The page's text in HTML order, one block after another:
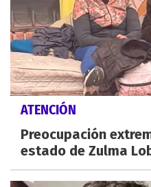
ATENCIÓN
Preocupación
estado de Zulma